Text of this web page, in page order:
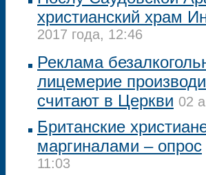
христианский храм
2017 года, 12:46
Реклама
лицемерие
считают в Церкви 02
Британские
маргиналами – опрос
11:03